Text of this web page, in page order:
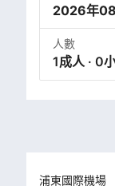
2026年
人數
1成人 · 0
浦東國際機場